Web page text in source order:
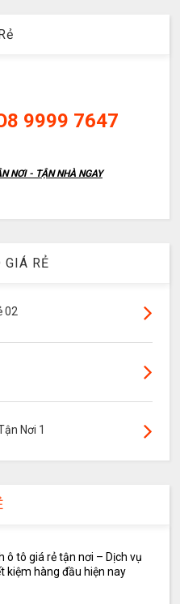
9999 7647
NƠI - TẬN NHÀ NGAY
GIÁ RẺ
02
Nơi 1
ô tô giá rẻ tận nơi – Dịch vụ
kiệm hàng đầu hiện nay